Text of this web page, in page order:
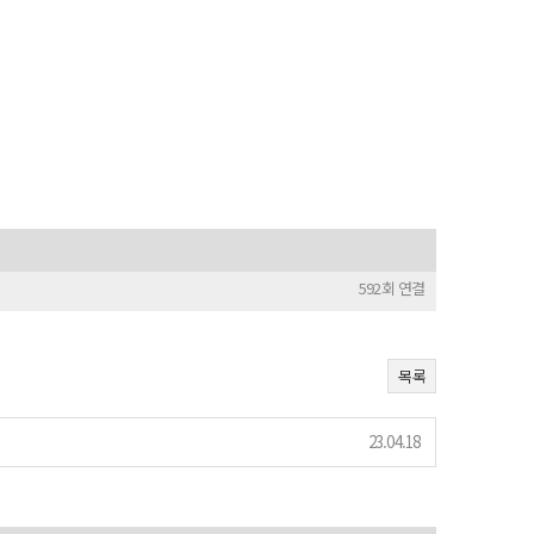
592회 연결
목록
23.04.18